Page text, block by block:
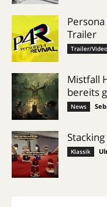
Trailer
Trailer/Video
Mistfall
bereits
News
Klassik